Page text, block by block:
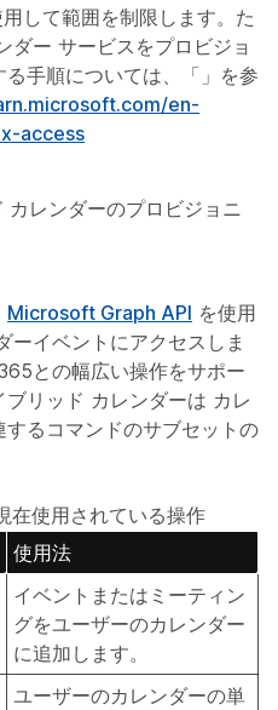
して範囲を制限します。た
ダー サービスをプロビジョ
手順については、「」を参
en-
access
カレンダーのプロビジョニ
Microsoft Graph API を使用
イベントにアクセスしま
との幅広い操作をサポー
ブリッド カレンダーは カレ
るコマンドのサブセットの
在使用されている操作
使用法
イベントまたはミーティン
グをユーザーのカレンダー
に追加します。
ユーザーのカレンダーの単